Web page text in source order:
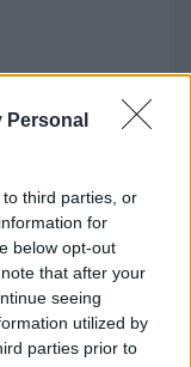
Personal
third parties, or
for
below opt-out
that after your
seeing
utilized by
parties prior to
tornano
delle mete più